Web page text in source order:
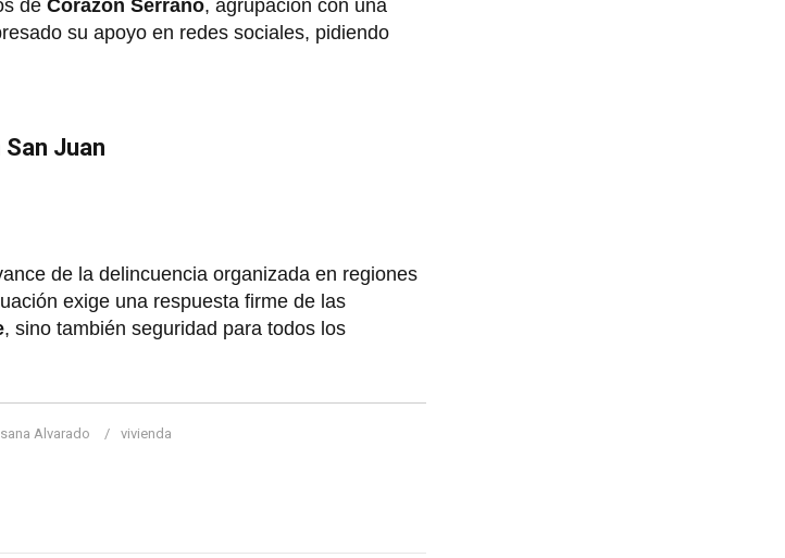
de Corazón Serrano, agrupación con una
su apoyo en redes sociales, pidiendo
Juan
de la delincuencia organizada en regiones
exige una respuesta firme de las
, sino también seguridad para todos los
Alvarado vivienda